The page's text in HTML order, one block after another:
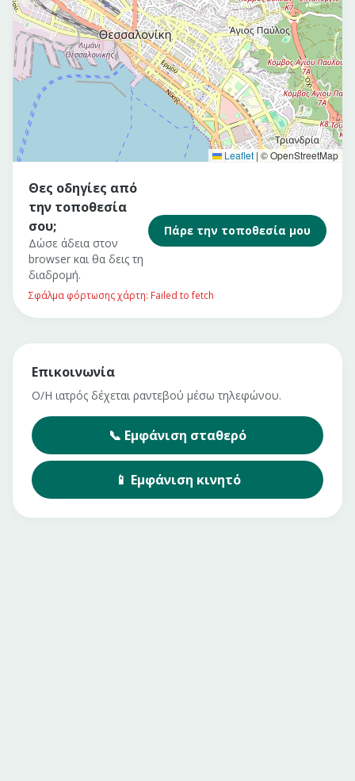
Leaflet |© OpenStreetMap
Θες οδηγίες από
την τοποθεσία
σου;
Δώσε άδεια στον
browser και θα δεις τη
διαδρομή.
Πάρε την τοποθεσία μου
Σφάλμα φόρτωσης χάρτη: Failed to fetch
Επικοινωνία
Ο/Η ιατρός δέχεται ραντεβού μέσω τηλεφώνου.
📞 Εμφάνιση σταθερό
📱 Εμφάνιση κινητό